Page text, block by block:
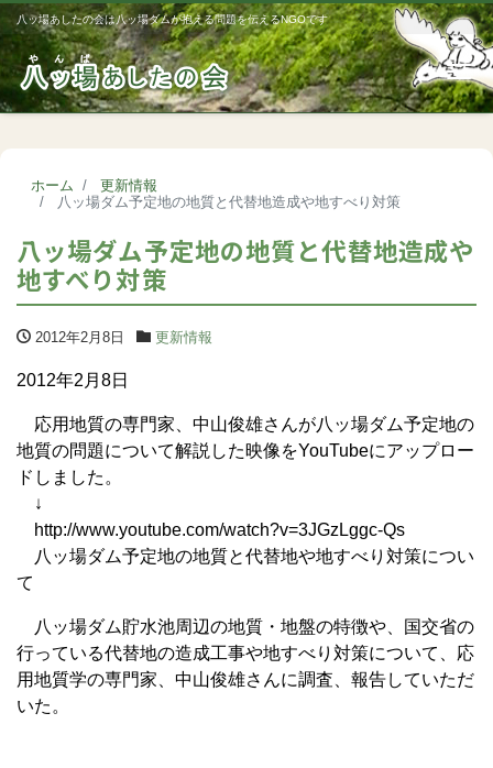
八ッ場あしたの会は八ッ場ダムが抱える問題を伝えるNGOです
ホーム
更新情報
八ッ場ダム予定地の地質と代替地造成や地すべり対策
八ッ場ダム予定地の地質と代替地造成や
地すべり対策
2012年2月8日 更新情報
2012年2月8日
応用地質の専門家、中山俊雄さんが八ッ場ダム予定地の
地質の問題について解説した映像をYouTubeにアップロー
ドしました。
↓
http://www.youtube.com/watch?v=3JGzLggc-Qs
八ッ場ダム予定地の地質と代替地や地すべり対策につい
て
八ッ場ダム貯水池周辺の地質・地盤の特徴や、国交省の
行っている代替地の造成工事や地すべり対策について、応
用地質学の専門家、中山俊雄さんに調査、報告していただ
いた。